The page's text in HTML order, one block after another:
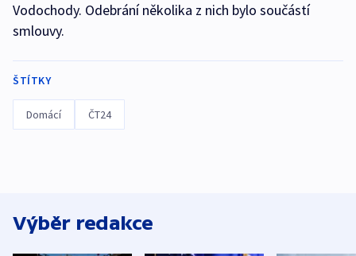
Vodochody. Odebrání několika z nich bylo součástí
smlouvy.
ŠTÍTKY
Domácí ČT24
Výběr redakce